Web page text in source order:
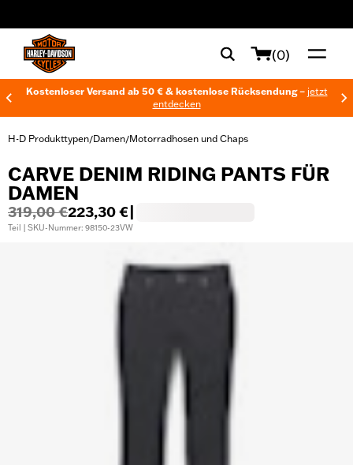
(0)
Kostenloser Versand ab 50 € & kostenlose Rücksendung – jetzt
entdecken
H-D Produkttypen/Damen/Motorradhosen und Chaps
CARVE DENIM RIDING PANTS FÜR
DAMEN
319,00 €223,30 €
Teil | SKU-Nummer: 98150-23VW